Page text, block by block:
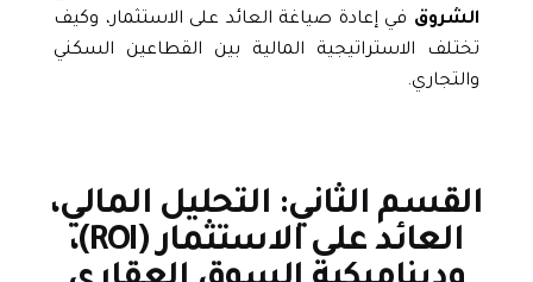
الشروقفي إعادة صياغة العائد على الاستثمار، وكيف
تختلف الاستراتيجية المالية بين القطاعين السكني
والتجاري.
القسم الثاني: التحليل المالي،
العائد على الاستثمار (ROI)،